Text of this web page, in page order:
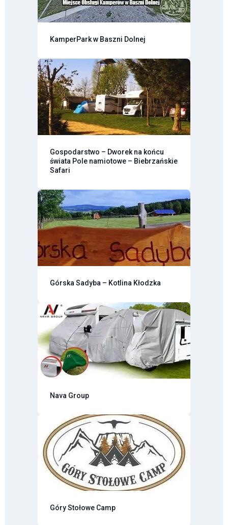
KamperPark w Baszni Dolnej
Gospodarstwo – Dworek na końcu
świata Pole namiotowe – Biebrzańskie
Safari
Górska Sadyba – Kotlina Kłodzka
Nava Group
Góry Stołowe Camp